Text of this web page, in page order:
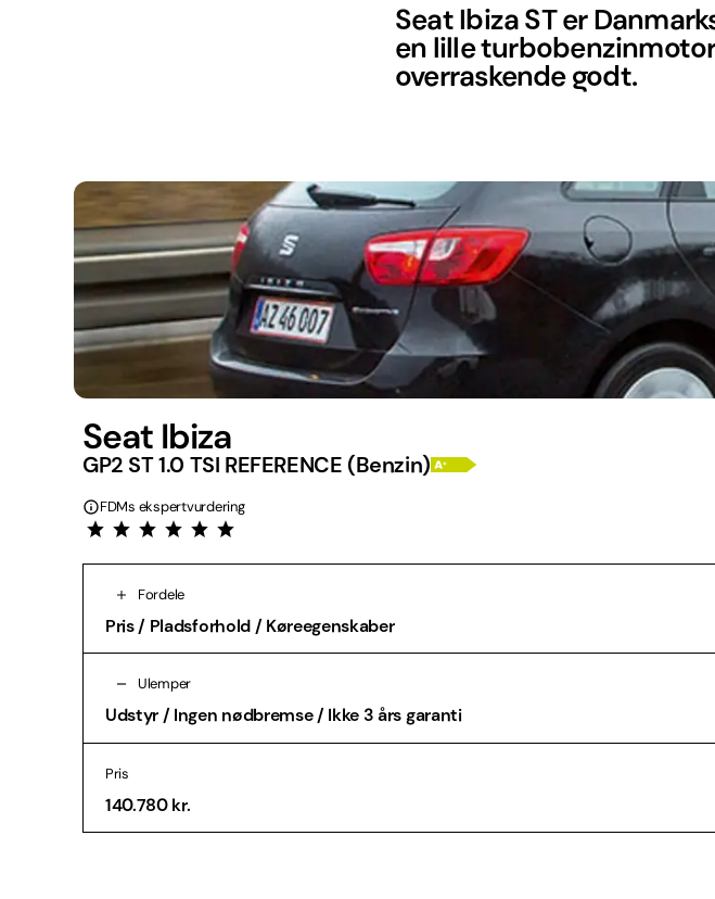
Seat Ibiza ST er
en lille
overraskende godt.
Seat Ibiza
GP2 ST 1.0 TSI REFERENCE (Benzin)
FDMs ekspertvurdering
Fordele
Pris / Pladsforhold / Køreegenskaber
Ulemper
Udstyr / Ingen nødbremse / Ikke 3 års garanti
Pris
140.780 kr.